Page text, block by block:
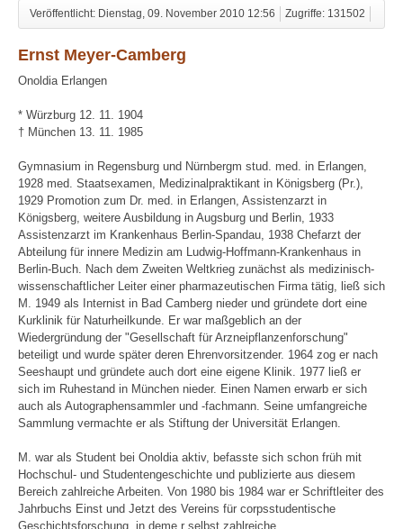
Veröffentlicht: Dienstag, 09. November 2010 12:56 Zugriffe: 131502
Ernst Meyer-Camberg
Onoldia Erlangen
* Würzburg 12. 11. 1904
† München 13. 11. 1985
Gymnasium in Regensburg und Nürnbergm stud. med. in Erlangen,
1928 med. Staatsexamen, Medizinalpraktikant in Königsberg (Pr.),
1929 Promotion zum Dr. med. in Erlangen, Assistenzarzt in
Königsberg, weitere Ausbildung in Augsburg und Berlin, 1933
Assistenzarzt im Krankenhaus Berlin-Spandau, 1938 Chefarzt der
Abteilung für innere Medizin am Ludwig-Hoffmann-Krankenhaus in
Berlin-Buch. Nach dem Zweiten Weltkrieg zunächst als medizinisch-
wissenschaftlicher Leiter einer pharmazeutischen Firma tätig, ließ sich
M. 1949 als Internist in Bad Camberg nieder und gründete dort eine
Kurklinik für Naturheilkunde. Er war maßgeblich an der
Wiedergründung der "Gesellschaft für Arzneipflanzenforschung"
beteiligt und wurde später deren Ehrenvorsitzender. 1964 zog er nach
Seeshaupt und gründete auch dort eine eigene Klinik. 1977 ließ er
sich im Ruhestand in München nieder. Einen Namen erwarb er sich
auch als Autographensammler und -fachmann. Seine umfangreiche
Sammlung vermachte er als Stiftung der Universität Erlangen.
M. war als Student bei Onoldia aktiv, befasste sich schon früh mit
Hochschul- und Studentengeschichte und publizierte aus diesem
Bereich zahlreiche Arbeiten. Von 1980 bis 1984 war er Schriftleiter des
Jahrbuchs Einst und Jetzt des Vereins für corpsstudentische
Geschichtsforschung, in deme r selbst zahlreiche